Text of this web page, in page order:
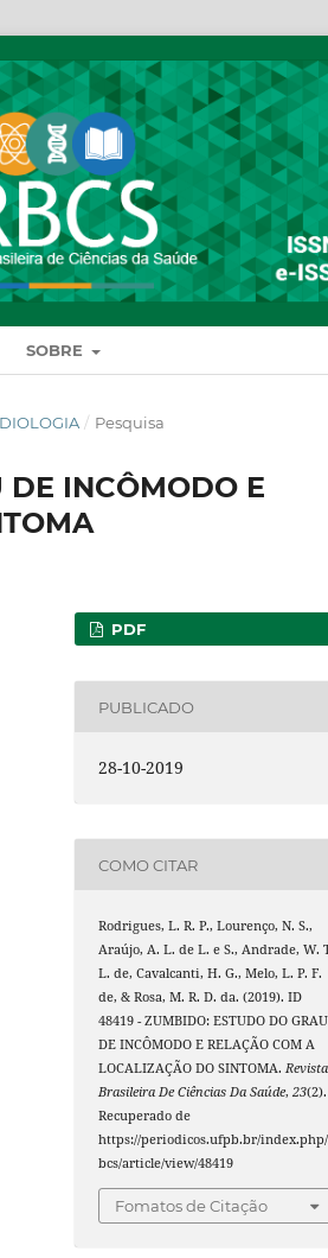
SOBRE
/ Pesquisa
INCÔMODO E
PDF
PUBLICADO
28-10-2019
COMO CITAR
Rodrigues, L. R. P., Lourenço, N. S.,
Araújo, A. L. de L. e S., Andrade, W.
L. de, Cavalcanti, H. G., Melo, L. P. F.
de, & Rosa, M. R. D. da. (2019). ID
48419 - ZUMBIDO: ESTUDO DO GRAU
DE INCÔMODO E RELAÇÃO COM A
LOCALIZAÇÃO DO SINTOMA.Revista
Brasileira De Ciências Da Saúde,23(2).
Recuperado de
https://periodicos.ufpb.br/
bcs/article/view/48419
Fomatos de Citação